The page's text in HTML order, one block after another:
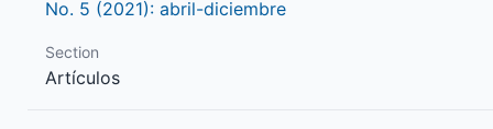
No. 5 (2021): abril-diciembre
Section
Artículos